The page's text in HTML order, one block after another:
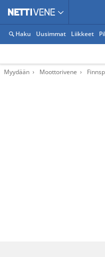
Haku Uusimmat Liikkeet
Myydään Moottorivene